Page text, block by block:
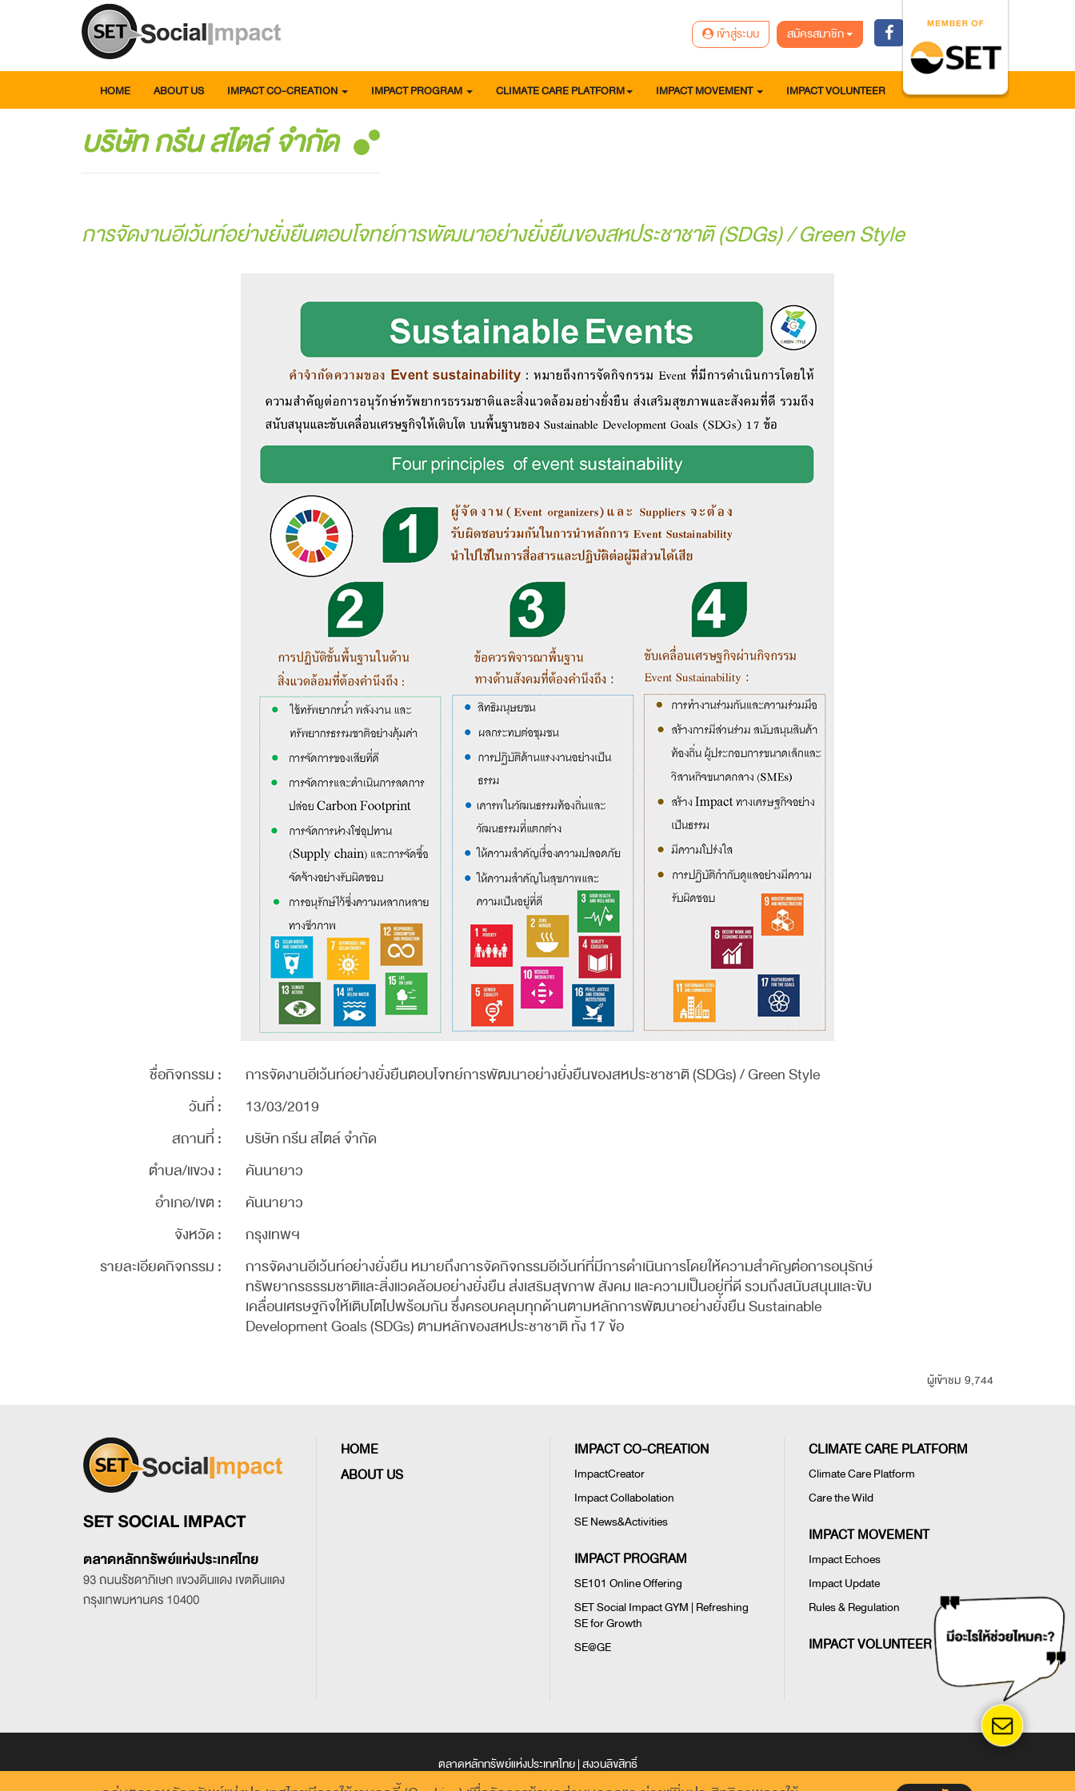
เข้าสู่ระบบ สมัครสมาชิก
HOME ABOUT US IMPACT CO-CREATION IMPACT PROGRAM CLIMATE CARE PLATFORM IMPACT MOVEMENT IMPACT VOLUNTEER
บริษัท กรีน สไตล์ จำกัด
การจัดงานอีเว้นท์อย่างยั่งยืนตอบโจทย์การพัฒนาอย่างยั่งยืนของสหประชาชาติ (SDGs) / Green Style
ชื่อกิจกรรม :
การจัดงานอีเว้นท์อย่างยั่งยืนตอบโจทย์การพัฒนาอย่างยั่งยืนของสหประชาชาติ (SDGs) / Green Style
วันที่ :
13/03/2019
สถานที่ :
บริษัท กรีน สไตล์ จำกัด
ตำบล/แขวง :
คันนายาว
อำเภอ/เขต :
คันนายาว
จังหวัด :
กรุงเทพฯ
รายละเอียดกิจกรรม :
การจัดงานอีเว้นท์อย่างยั่งยืน หมายถึงการจัดกิจกรรมอีเว้นท์ที่มีการดำเนินการโดยให้ความสำคัญต่อการอนุรักษ์
ทรัพยากรธรรมชาติและสิ่งแวดล้อมอย่างยั่งยืน ส่งเสริมสุขภาพ สังคม และความเป็นอยู่ที่ดี รวมถึงสนับสนุนและขับ
เคลื่อนเศรษฐกิจให้เติบโตไปพร้อมกัน ซึ่งครอบคลุมทุกด้านตามหลักการพัฒนาอย่างยั่งยืน Sustainable
Development Goals (SDGs) ตามหลักของสหประชาชาติ ทั้ง 17 ข้อ
ผู้เข้าชม 9,744
HOME
ABOUT US
IMPACT CO-CREATION
ImpactCreator
Impact Collabolation
SE News&Activities
IMPACT PROGRAM
SE101 Online Offering
SET Social Impact GYM | Refreshing
SE for Growth
SE@GE
CLIMATE CARE PLATFORM
Climate Care Platform
Care the Wild
IMPACT MOVEMENT
Impact Echoes
Impact Update
Rules & Regulation
IMPACT VOLUNTEER
ตลาดหลักทรัพย์แห่งประเทศไทย | สงวนลิขสิทธิ์
เนื้อหาทั้งหมดบนเว็บไซต์นี้ มีขึ้นเพื่อวัตถุประสงค์ในการให้ข้อมูลและเพื่อการศึกษาเท่านั้น ตลาดหลักทรัพย์ฯ มิได้ให้การรับรองและขอปฏิเสธต่อความรับผิดใด ๆ ในเว็บไซต์นี้